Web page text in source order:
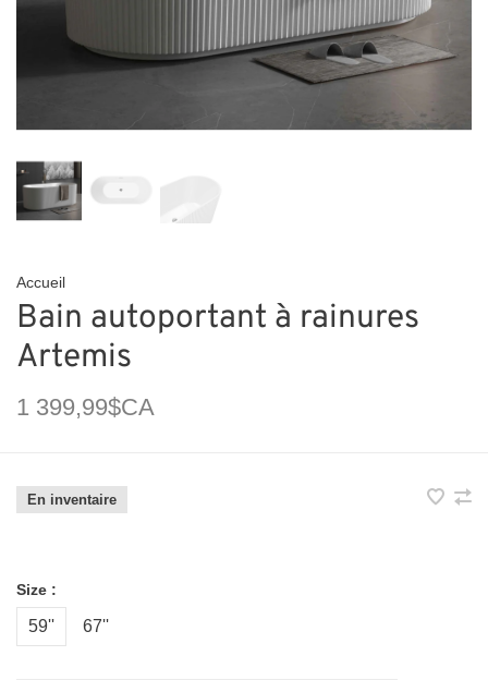
Accueil
Bain autoportant à rainures
Artemis
1 399,99$CA
En inventaire
Size :
59'' 67''